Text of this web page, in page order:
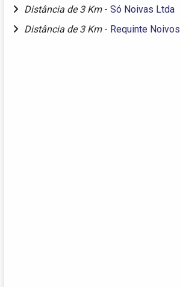
Distância de 3 Km - Só Noivas Ltda
Distância de 3 Km - Requinte Noivos